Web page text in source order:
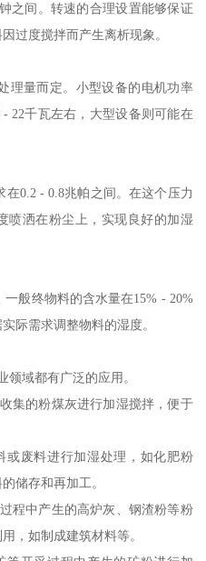
间。转速的合理设置能够保证
过度搅拌而产生离析现象。
量而定。小型设备的电机功率
22千瓦左右，大型设备则可能在
0.2 - 0.8兆帕之间。在这个压力
喷洒在粉尘上，实现良好的加湿
般终物料的含水量在15% - 20%
际需求调整物料的湿度。
域都有广泛的应用。
集的粉煤灰进行加湿搅拌，便于
废料进行加湿处理，如化肥粉
储存和再加工。
程中产生的高炉灰、钢渣粉等粉
，如制成建筑材料等。